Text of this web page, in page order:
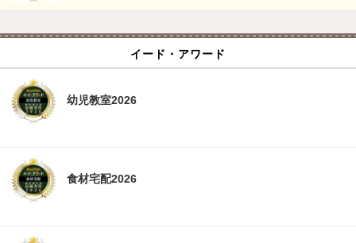
イード・アワード
幼児教室2026
食材宅配2026